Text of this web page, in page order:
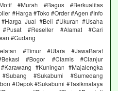
#Murah #Bagus #Berkualitas
#Harga #Toko #Order #Agen #Info
Jual #Beli #Ukuran #Usaha
#Reseller #Alamat #Cari
#Gudang
#Timur #Utara #JawaBarat
#Bogor #Ciamis #Cianjur
#Kuningan #Majalengka
#Sukabumi #Sumedang
#Depok #Sukabumi #Tasikmalaya